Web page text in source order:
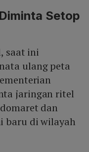
Setop
saat ini
ulang peta
jaringan ritel
dan
baru di wilayah